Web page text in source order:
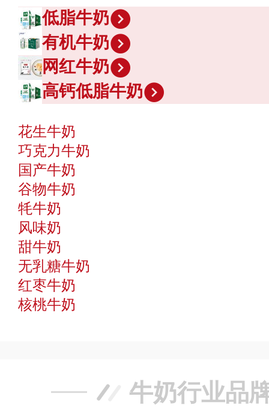
低脂牛奶
有机牛奶
网红牛奶
高钙低脂牛奶
花生牛奶
巧克力牛奶
国产牛奶
谷物牛奶
牦牛奶
风味奶
甜牛奶
无乳糖牛奶
红枣牛奶
核桃牛奶
牛奶行业品